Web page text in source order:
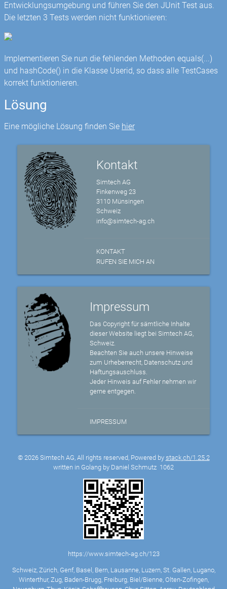
Entwicklungsumgebung und führen Sie den JUnit Test aus.
Die letzten 3 Tests werden nicht funktionieren:
Implementieren Sie nun die fehlenden Methoden equals(...)
und hashCode() in die Klasse Userid, so dass alle TestCases
korrekt funktionieren.
Lösung
Eine mögliche Lösung finden Sie hier
Kontakt
Simtech AG
Finkenweg 23
3110 Münsingen
Schweiz
info@simtech-ag.ch
KONTAKT
RUFEN SIE MICH AN
Impressum
Das Copyright für sämtliche Inhalte
dieser Website liegt bei Simtech AG,
Schweiz.
Beachten Sie auch unsere Hinweise
zum Urheberrecht, Datenschutz und
Haftungsauschluss.
Jeder Hinweis auf Fehler nehmen wir
gerne entgegen.
IMPRESSUM
© 2026 Simtech AG, All rights reserved, Powered by stack.ch/1.25.2
written in Golang by Daniel Schmutz 1062
https://www.simtech-ag.ch/123
Schweiz, Zürich, Genf, Basel, Bern, Lausanne, Luzern, St. Gallen, Lugano,
Winterthur, Zug, Baden-Brugg, Freiburg, Biel/Bienne, Olten-Zofingen,